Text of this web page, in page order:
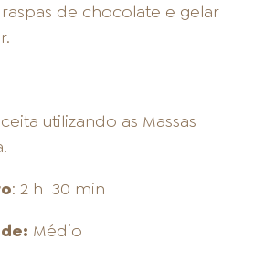
de chocolate e gelar
utilizando as Massas
: 2 h 30 min
Médio